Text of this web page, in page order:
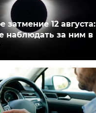
затмение 12 августа:
наблюдать за ним в